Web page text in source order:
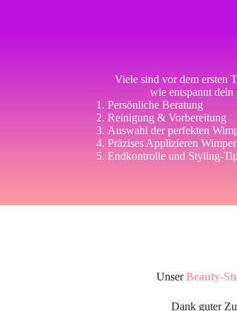
Viele sind vor dem ersten
wie entspannt
Persönliche Beratung
Reinigung & Vorbereitung
Auswahl der perfekten
Präzises Applizieren
Endkontrolle und Styling-
UnserBeauty-
Dank guter